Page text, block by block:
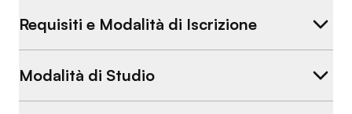
Requisiti e Modalità di Iscrizione
Modalità di Studio